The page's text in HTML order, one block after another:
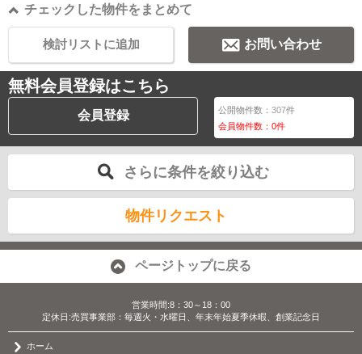
チェックした物件をまとめて
お問い合わせ
検討リストに追加
無料会員登録はこちら
会員登録 公開物件数：307件
会員物件数：0件
さらに条件を絞り込む
物件リクエスト
ページトップに戻る
営業時間:8：30～18：00
定休日:売買事業部：毎週火・水曜日、年末年始夏季休暇、創業記念日
ホーム